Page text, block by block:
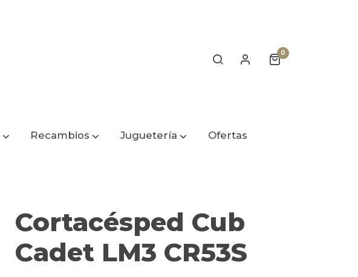
0
Recambios Juguetería Ofertas
Cortacésped Cub
Cadet LM3 CR53S